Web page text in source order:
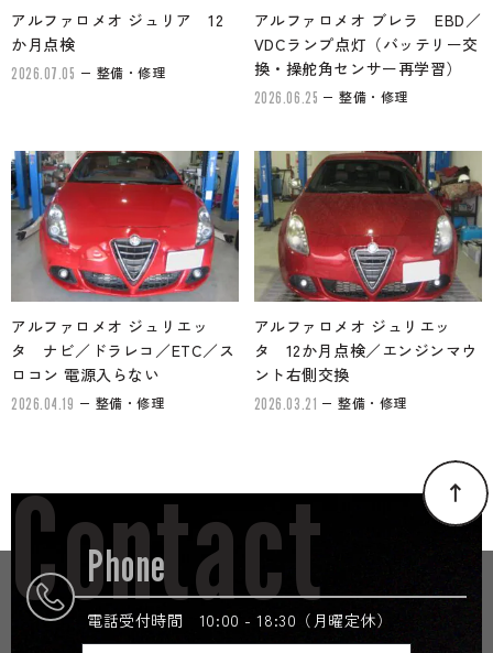
アルファロメオ ジュリア 12
か月点検
2026.07.05 整備・修理
アルファロメオ ブレラ EBD／
VDCランプ点灯（バッテリー交
換・操舵角センサー再学習）
2026.06.25 整備・修理
アルファロメオ ジュリエッ
タ ナビ／ドラレコ／ETC／ス
ロコン 電源入らない
2026.04.19 整備・修理
アルファロメオ ジュリエッ
タ 12か月点検／エンジンマウ
ント右側交換
2026.03.21 整備・修理
Phone
電話受付時間 10:00 - 18:30（月曜定休）
Contact